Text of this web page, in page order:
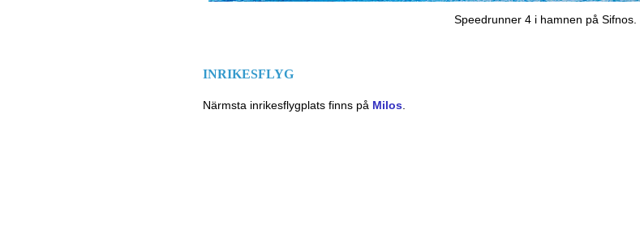
Speedrunner 4 i hamnen på Sifnos.
INRIKESFLYG
Närmsta inrikesflygplats finns på Milos